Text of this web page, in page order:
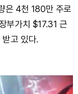
은 4천 180만 주로
부가치 $17.31 근
고 있다.